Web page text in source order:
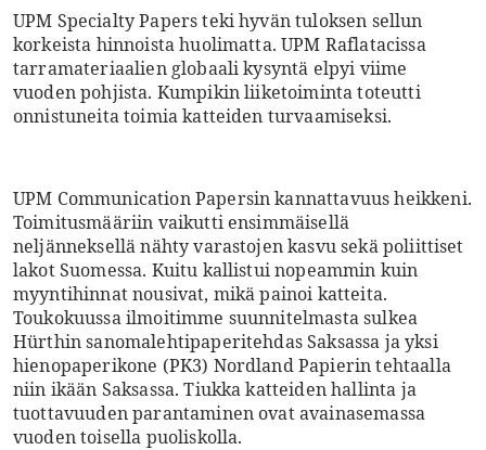
UPM Specialty Papers teki hyvän tuloksen sellun
korkeista hinnoista huolimatta. UPM Raflatacissa
tarramateriaalien globaali kysyntä elpyi viime
vuoden pohjista. Kumpikin liiketoiminta toteutti
onnistuneita toimia katteiden turvaamiseksi.
UPM Communication Papersin kannattavuus heikkeni.
Toimitusmääriin vaikutti ensimmäisellä
neljänneksellä nähty varastojen kasvu sekä poliittiset
lakot Suomessa. Kuitu kallistui nopeammin kuin
myyntihinnat nousivat, mikä painoi katteita.
Toukokuussa ilmoitimme suunnitelmasta sulkea
Hürthin sanomalehtipaperitehdas Saksassa ja yksi
hienopaperikone (PK3) Nordland Papierin tehtaalla
niin ikään Saksassa. Tiukka katteiden hallinta ja
tuottavuuden parantaminen ovat avainasemassa
vuoden toisella puoliskolla.